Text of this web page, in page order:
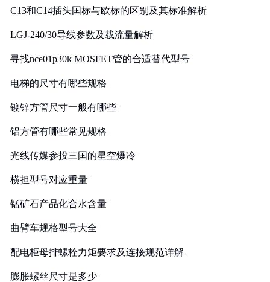
C13和C14插头国标与欧标的区别及其标准解析
LGJ-240/30导线参数及载流量解析
寻找nce01p30k MOSFET管的合适替代型号
电梯的尺寸有哪些规格
镀锌方管尺寸一般有哪些
铝方管有哪些常见规格
光线传媒参投三国的星空爆冷
横担型号对应重量
锰矿石产品化合水含量
曲臂车规格型号大全
配电柜母排螺栓力矩要求及连接规范详解
膨胀螺丝尺寸是多少